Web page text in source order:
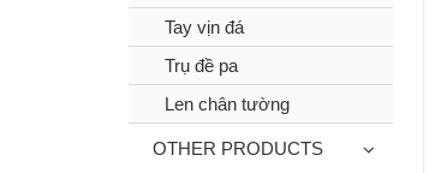
Tay vịn đá
Trụ đề pa
Len chân tường
OTHER PRODUCTS